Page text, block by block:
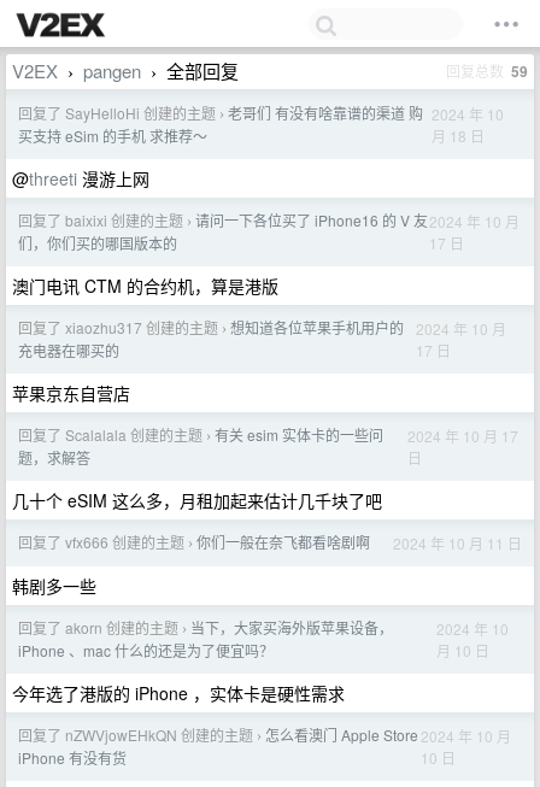
V2EX › pangen › 全部回复 回复总数 59
回复了 SayHelloHi 创建的主题 › 老哥们 有没有啥靠谱的渠道 购
买支持 eSim 的手机 求推荐～
2024 年 10
月 18 日
@threeti 漫游上网
回复了 baixixi 创建的主题 › 请问一下各位买了 iPhone16 的 V 友
们，你们买的哪国版本的
2024 年 10 月
17 日
澳门电讯 CTM 的合约机，算是港版
回复了 xiaozhu317 创建的主题 › 想知道各位苹果手机用户的
充电器在哪买的
2024 年 10 月
17 日
苹果京东自营店
回复了 Scalalala 创建的主题 › 有关 esim 实体卡的一些问
题，求解答
2024 年 10 月 17
日
几十个 eSIM 这么多，月租加起来估计几千块了吧
回复了 vfx666 创建的主题 › 你们一般在奈飞都看啥剧啊 2024 年 10 月 11 日
韩剧多一些
回复了 akorn 创建的主题 › 当下，大家买海外版苹果设备，
iPhone 、mac 什么的还是为了便宜吗？
2024 年 10
月 10 日
今年选了港版的 iPhone ，实体卡是硬性需求
回复了 nZWVjowEHkQN 创建的主题 › 怎么看澳门 Apple Store
iPhone 有没有货
2024 年 10 月
10 日